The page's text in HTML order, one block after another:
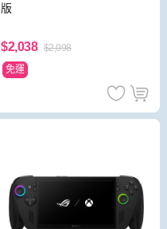
版
$2,038 $2,098
免運